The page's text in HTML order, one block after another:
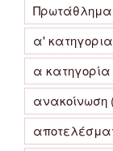
Πρωτάθλημα
α' κατηγορια
α κατηγορία
ανακοίνωση